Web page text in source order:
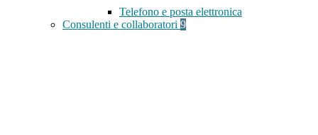
Telefono e posta elettronica
Consulenti e collaboratori 9